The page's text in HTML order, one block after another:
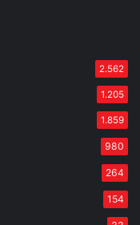
2.562
1.205
1.859
980
264
154